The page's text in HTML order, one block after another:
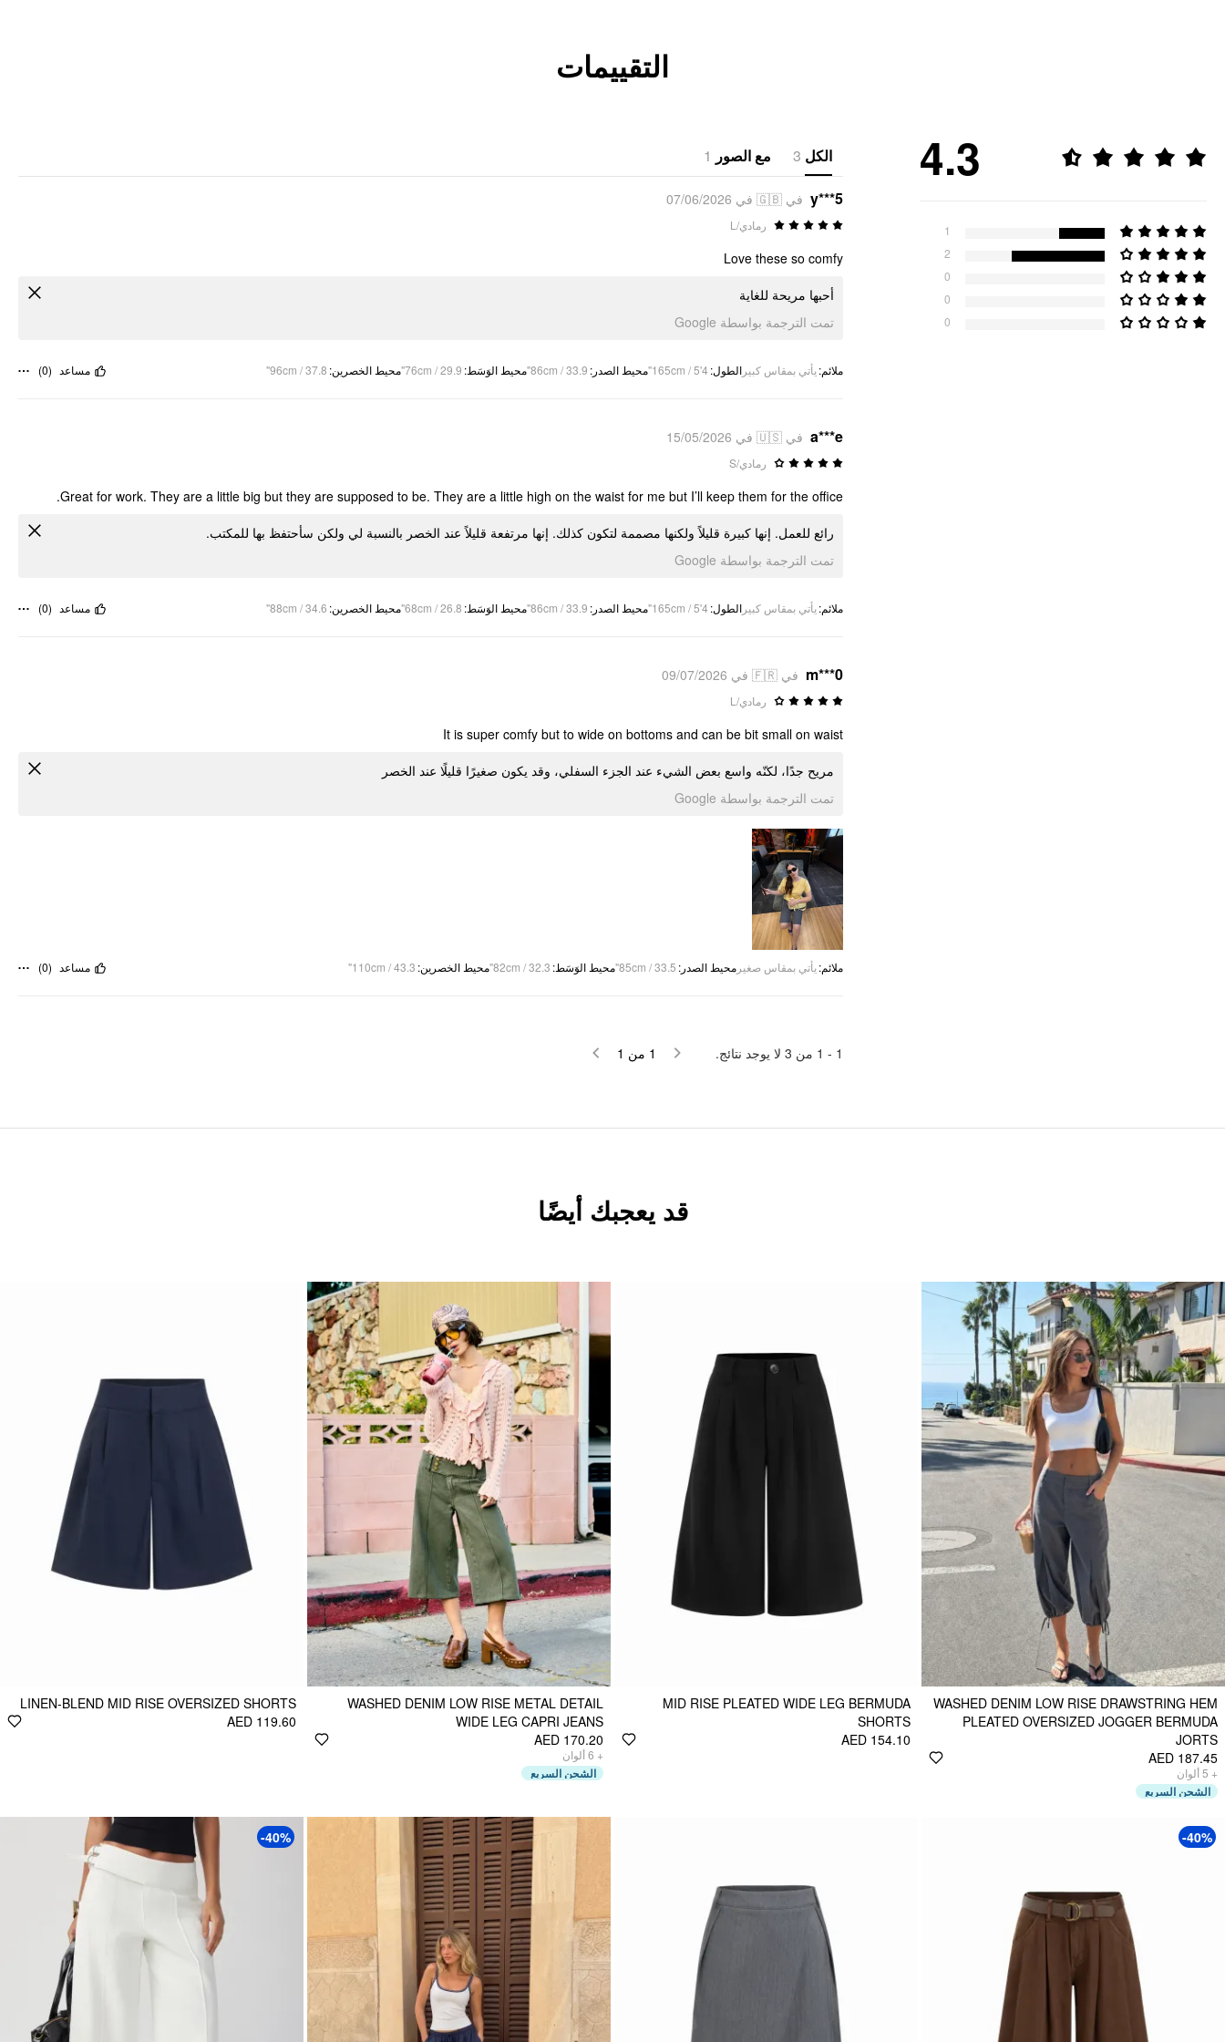
التقييمات
4.3
1
2
0
0
0
الكل 3 مع الصور 1
y***5 في 🇬🇧 في 07/06/2026
رمادي/L
Love these so comfy
أحبها مريحة للغاية
تمت الترجمة بواسطة Google
ملائم:يأتي بمقاس كبير الطول:
165cm / 5'4" محيط الصدر:
86cm / 33.9" محيط الوَسَط:
76cm / 29.9" محيط الخصرين:
96cm / 37.8" مساعد (
0
)
a***e في 🇺🇸 في 15/05/2026
رمادي/S
Great for work. They are a little big but they are supposed to be. They are a little high on the waist for me but I’ll keep them for the office.
رائع للعمل. إنها كبيرة قليلاً ولكنها مصممة لتكون كذلك. إنها مرتفعة قليلاً عند الخصر بالنسبة لي ولكن سأحتفظ بها للمكتب.
تمت الترجمة بواسطة Google
ملائم:يأتي بمقاس كبير الطول:
165cm / 5'4" محيط الصدر:
86cm / 33.9" محيط الوَسَط:
68cm / 26.8" محيط الخصرين:
88cm / 34.6" مساعد (
0
)
m***0 في 🇫🇷 في 09/07/2026
رمادي/L
It is super comfy but to wide on bottoms and can be bit small on waist
مريح جدًا، لكنّه واسع بعض الشيء عند الجزء السفلي، وقد يكون صغيرًا قليلًا عند الخصر
تمت الترجمة بواسطة Google
ملائم:يأتي بمقاس صغير محيط الصدر:
85cm / 33.5" محيط الوَسَط:
82cm / 32.3" محيط الخصرين:
110cm / 43.3" مساعد (
0
)
1 -
1 من 3 لا يوجد نتائج. 1 من 1
قد يعجبك أيضًا
WASHED DENIM LOW RISE DRAWSTRING HEM
PLEATED OVERSIZED JOGGER BERMUDA
JORTS
AED 187.45
+
5ألوان
الشحن السريع
MID RISE PLEATED WIDE LEG BERMUDA
SHORTS
AED 154.10
WASHED DENIM LOW RISE METAL DETAIL
WIDE LEG CAPRI JEANS
AED 170.20
+
6ألوان
الشحن السريع
LINEN-BLEND MID RISE OVERSIZED SHORTS
AED 119.60
-40%
-40%